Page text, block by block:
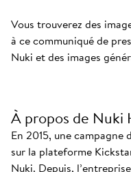
Vous trouverez des
à ce communiqué de
Nuki et des images
À propos de Nuki
En 2015, une
sur la plateforme
Nuki. Depuis,